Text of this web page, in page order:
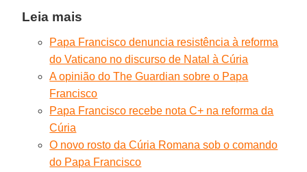
Leia mais
Papa Francisco denuncia resistência à reforma
do Vaticano no discurso de Natal à Cúria
A opinião do The Guardian sobre o Papa
Francisco
Papa Francisco recebe nota C+ na reforma da
Cúria
O novo rosto da Cúria Romana sob o comando
do Papa Francisco